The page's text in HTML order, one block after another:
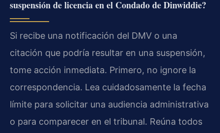
suspensión de licencia en el Condado de Dinwiddie?
Si recibe una notificación del DMV o una
citación que podría resultar en una suspensión,
tome acción inmediata. Primero, no ignore la
correspondencia. Lea cuidadosamente la fecha
límite para solicitar una audiencia administrativa
o para comparecer en el tribunal. Reúna todos